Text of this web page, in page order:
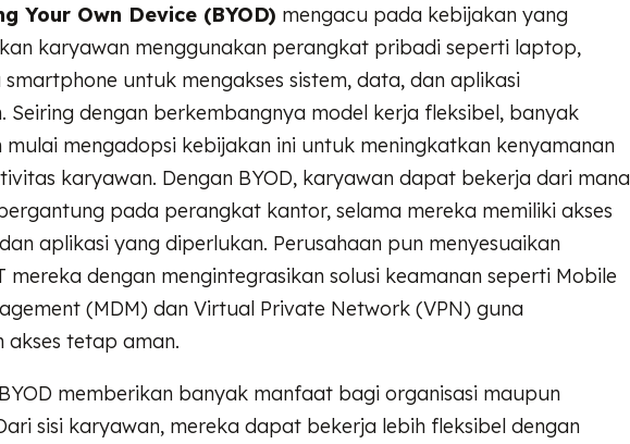
Your Own Device (BYOD) mengacu pada kebijakan yang
karyawan menggunakan perangkat pribadi seperti laptop,
untuk mengakses sistem, data, dan aplikasi
Seiring dengan berkembangnya model kerja fleksibel, banyak
mulai mengadopsi kebijakan ini untuk meningkatkan kenyamanan
karyawan. Dengan BYOD, karyawan dapat bekerja dari mana
pada perangkat kantor, selama mereka memiliki akses
aplikasi yang diperlukan. Perusahaan pun menyesuaikan
mereka dengan mengintegrasikan solusi keamanan seperti Mobile
(MDM) dan Virtual Private Network (VPN) guna
akses tetap aman.
memberikan banyak manfaat bagi organisasi maupun
sisi karyawan, mereka dapat bekerja lebih fleksibel dengan